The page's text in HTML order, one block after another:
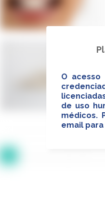
O acesso
de uso
médicos.
email para